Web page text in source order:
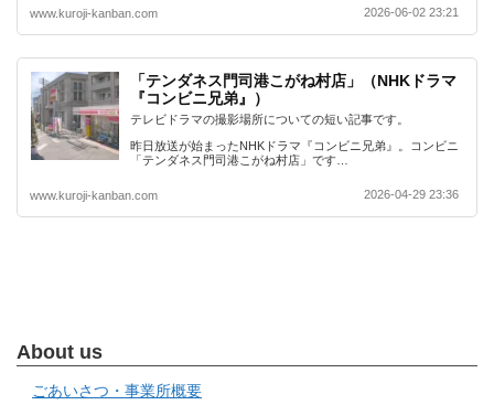
www.kuroji-kanban.com 2026-06-02 23:21
「テンダネス門司港こがね村店」（NHKドラマ
『コンビニ兄弟』）
テレビドラマの撮影場所についての短い記事です。
昨日放送が始まったNHKドラマ『コンビニ兄弟』。コンビニ
「テンダネス門司港こがね村店」です…
www.kuroji-kanban.com 2026-04-29 23:36
About us
ごあいさつ・事業所概要